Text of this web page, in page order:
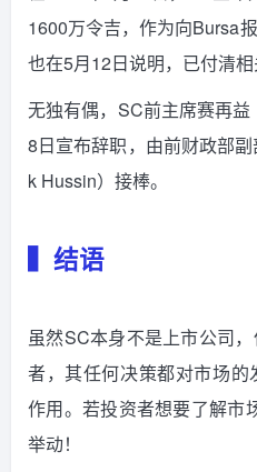
1600万令吉，作为向Bursa
也在5月12日说明，已付清相
无独有偶，SC前主席赛再
8日宣布辞职，由前财政部
k Hussin）接棒。
▍结语
虽然SC本身不是上市公司
者，其任何决策都对市场
作用。若投资者想要了解市
举动！